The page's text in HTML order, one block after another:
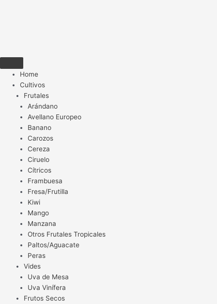
Home
Cultivos
Frutales
Arándano
Avellano Europeo
Banano
Carozos
Cereza
Ciruelo
Cítricos
Frambuesa
Fresa/Frutilla
Kiwi
Mango
Manzana
Otros Frutales Tropicales
Paltos/Aguacate
Peras
Vides
Uva de Mesa
Uva Vinífera
Frutos Secos